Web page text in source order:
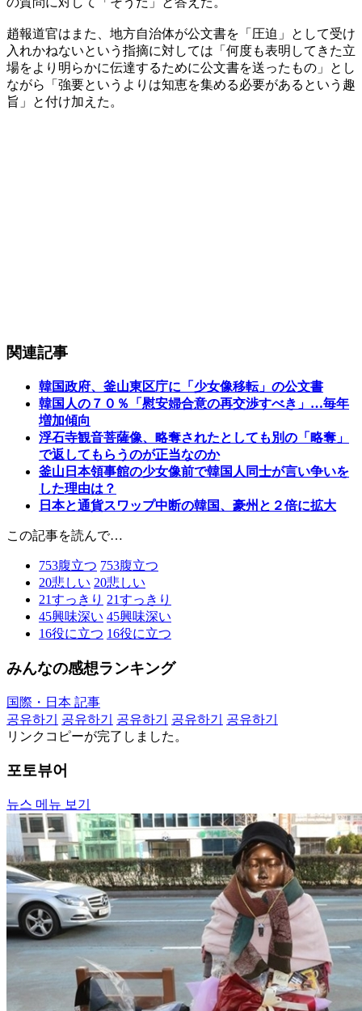
趙報道官はまた、地方自治体が公文書を「圧迫」として受け
入れかねないという指摘に対しては「何度も表明してきた立
場をより明らかに伝達するために公文書を送ったもの」とし
ながら「強要というよりは知恵を集める必要があるという趣
旨」と付け加えた。
関連記事
韓国政府、釜山東区庁に「少女像移転」の公文書
韓国人の７０％「慰安婦合意の再交渉すべき」…毎年
増加傾向
浮石寺観音菩薩像、略奪されたとしても別の「略奪」
で返してもらうのが正当なのか
釜山日本領事館の少女像前で韓国人同士が言い争いを
した理由は？
日本と通貨スワップ中断の韓国、豪州と２倍に拡大
この記事を読んで…
753腹立つ 753腹立つ
20悲しい 20悲しい
21すっきり 21すっきり
45興味深い 45興味深い
16役に立つ 16役に立つ
みんなの感想ランキング
国際・日本 記事
공유하기
공유하기 공유하기 공유하기
공유하기
リンクコピーが完了しました。
포토뷰어
뉴스 메뉴 보기